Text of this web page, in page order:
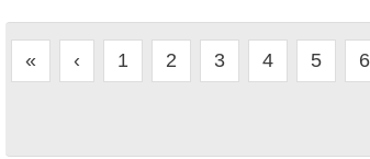
« ‹ 1 2 3 4 5 6